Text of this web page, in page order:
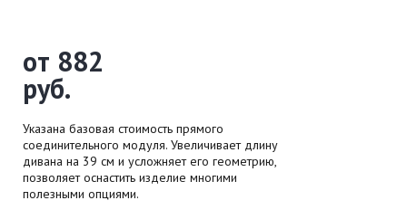
от 882
руб.
Указана базовая стоимость прямого
соединительного модуля. Увеличивает длину
дивана на 39 см и усложняет его геометрию,
позволяет оснастить изделие многими
полезными опциями.